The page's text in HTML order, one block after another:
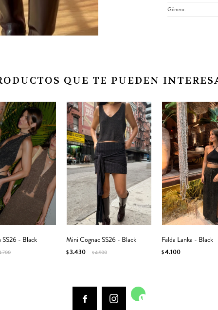
Género
QUE TE PUEDEN
SS26 - Black Mini Cognac SS26 - Black
$3.430 $4.900
Falda Lanka - Black
$4.100
  